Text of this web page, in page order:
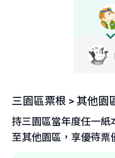
三園區票根 > 其他園
持三園區當年度任一紙
至其他園區，享優待票